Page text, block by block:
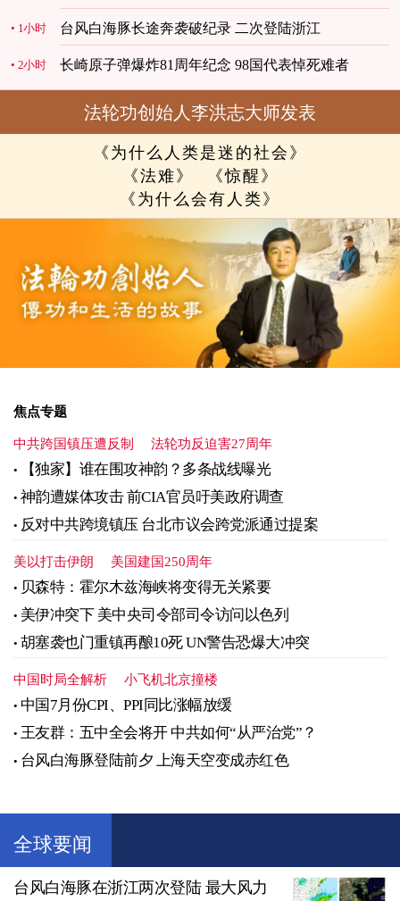
1小时 台风白海豚长途奔袭破纪录 二次登陆浙江
2小时 长崎原子弹爆炸81周年纪念 98国代表悼死难者
法轮功创始人李洪志大师发表
《为什么人类是迷的社会》
《法难》
《惊醒》
《为什么会有人类》
焦点专题
中共跨国镇压遭反制 法轮功反迫害27周年
【独家】谁在围攻神韵？多条战线曝光
神韵遭媒体攻击 前CIA官员吁美政府调查
反对中共跨境镇压 台北市议会跨党派通过提案
美以打击伊朗 美国建国250周年
贝森特：霍尔木兹海峡将变得无关紧要
美伊冲突下 美中央司令部司令访问以色列
胡塞袭也门重镇再酿10死 UN警告恐爆大冲突
中国时局全解析 小飞机北京撞楼
中国7月份CPI、PPI同比涨幅放缓
王友群：五中全会将开 中共如何“从严治党”？
台风白海豚登陆前夕 上海天空变成赤红色
全球要闻
台风白海豚在浙江两次登陆 最大风力